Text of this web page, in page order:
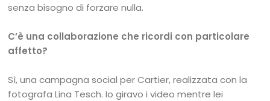
senza bisogno di forzare nulla.
C’è una collaborazione che ricordi con particolare
affetto?
Sì, una campagna social per Cartier, realizzata con la
fotografa Lina Tesch. Io giravo i video mentre lei